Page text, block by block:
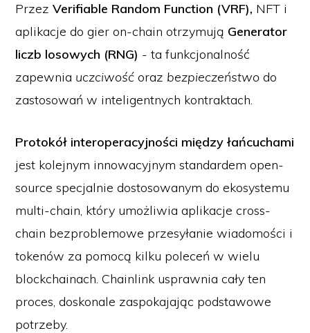
PrzezVerifiable Random Function (VRF), NFT i
aplikacje do gier on-chain otrzymują Generator
liczb losowych (RNG) - ta funkcjonalność
zapewnia uczciwość oraz bezpieczeństwo do
zastosowań w inteligentnych kontraktach.
Protokół interoperacyjności między łańcuchami
jest kolejnym innowacyjnym standardem open-
source specjalnie dostosowanym do ekosystemu
multi-chain, który umożliwia aplikacje cross-
chain bezproblemowe przesyłanie wiadomości i
tokenów za pomocą kilku poleceń w wielu
blockchainach. Chainlink usprawnia cały ten
proces, doskonale zaspokajając podstawowe
potrzeby.